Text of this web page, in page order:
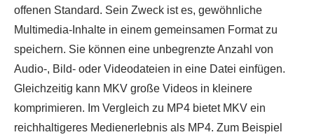
offenen Standard. Sein Zweck ist es, gewöhnliche
Multimedia-Inhalte in einem gemeinsamen Format zu
speichern. Sie können eine unbegrenzte Anzahl von
Audio-, Bild- oder Videodateien in eine Datei einfügen.
Gleichzeitig kann MKV große Videos in kleinere
komprimieren. Im Vergleich zu MP4 bietet MKV ein
reichhaltigeres Medienerlebnis als MP4. Zum Beispiel